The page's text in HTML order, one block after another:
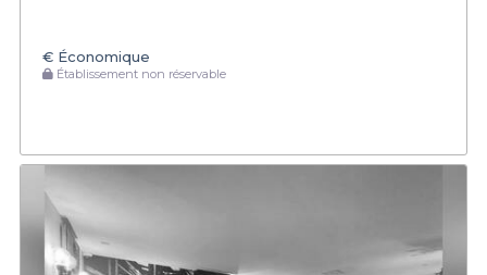
€ Économique
Établissement non réservable